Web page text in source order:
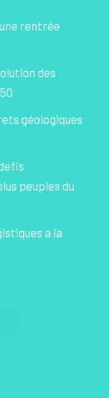
rentrée
des
géologiques
peuples du
a la